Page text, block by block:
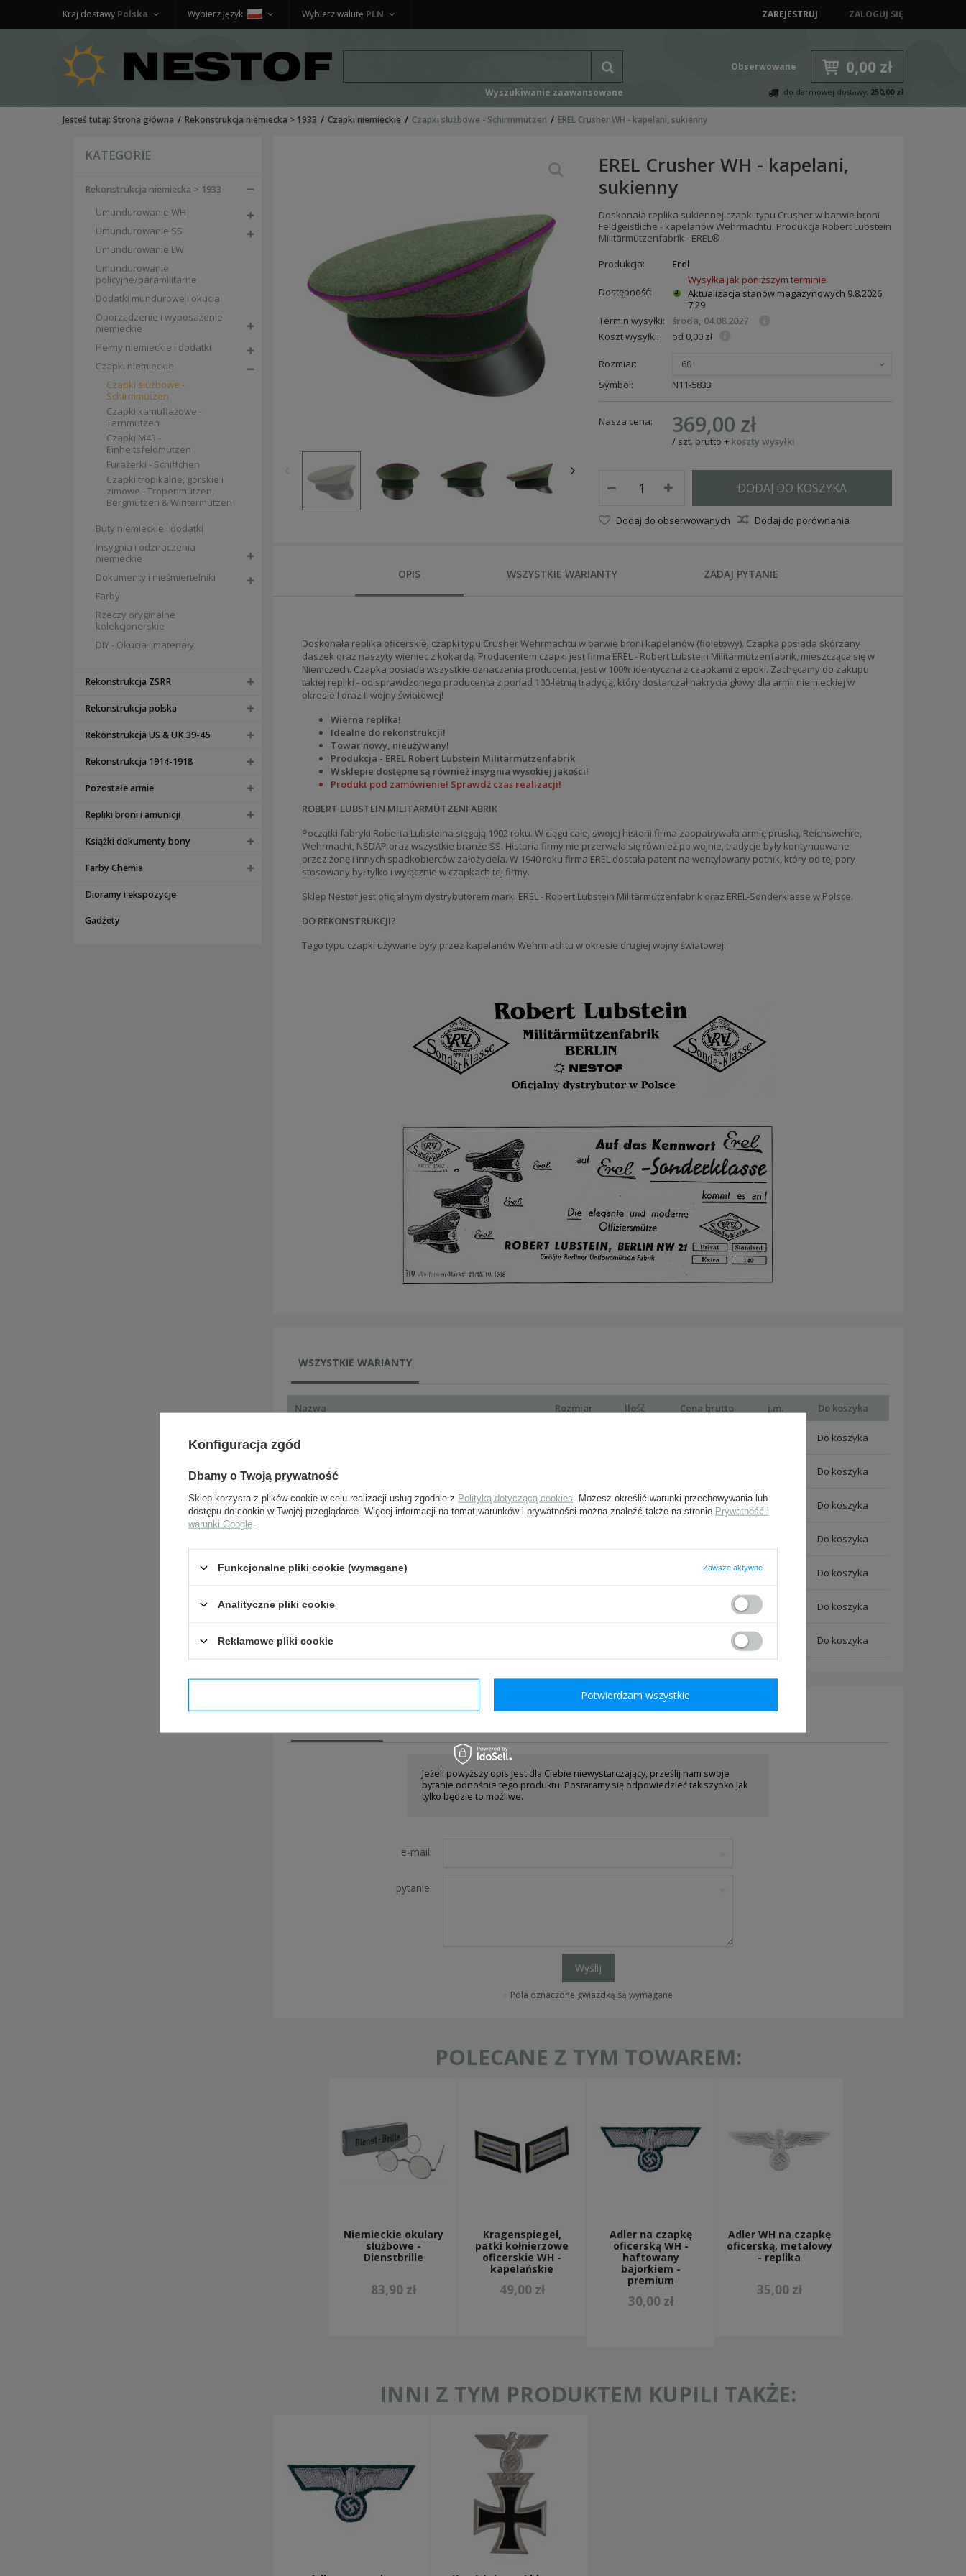
ZAREJESTRUJ ZALOGUJ SIĘ
Wybierz walutę PLN
Wybierz język
Kraj dostawy Polska
Wyszukiwanie zaawansowane
Obserwowane 0,00 zł
do darmowej dostawy: 250,00 zł
Jesteś tutaj: Strona główna Rekonstrukcja niemiecka > 1933 Czapki niemieckie Czapki służbowe - Schirmmützen EREL Crusher WH - kapelani, sukienny
KATEGORIE
Rekonstrukcja niemiecka > 1933
Umundurowanie WH
Umundurowanie SS
Umundurowanie LW
Umundurowanie
policyjne/paramilitarne
Dodatki mundurowe i okucia
Oporządzenie i wyposażenie
niemieckie
Hełmy niemieckie i dodatki
Czapki niemieckie
Czapki służbowe -
Schirmmützen
Czapki kamuflażowe -
Tarnmützen
Czapki M43 -
Einheitsfeldmützen
Furażerki - Schiffchen
Czapki tropikalne, górskie i
zimowe - Tropenmützen,
Bergmützen & Wintermützen
Buty niemieckie i dodatki
Insygnia i odznaczenia
niemieckie
Dokumenty i nieśmiertelniki
Farby
Rzeczy oryginalne
kolekcjonerskie
DIY - Okucia i materiały
Rekonstrukcja ZSRR
Rekonstrukcja polska
Rekonstrukcja US & UK 39-45
Rekonstrukcja 1914-1918
Pozostałe armie
Repliki broni i amunicji
Książki dokumenty bony
Farby Chemia
Dioramy i ekspozycje
Gadżety
EREL Crusher WH - kapelani,
sukienny
Doskonała replika sukiennej czapki typu Crusher w barwie broni
Feldgeistliche - kapelanów Wehrmachtu. Produkcja Robert Lubstein
Militärmützenfabrik - EREL®
Produkcja:
Erel
Dostępność:
Wysyłka jak poniższym terminie
Aktualizacja stanów magazynowych 9.8.2026
7:29
Termin wysyłki:
środa, 04.08.2027
Koszt wysyłki:
od 0,00 zł
Rozmiar: 60
Symbol: N11-5833
Nasza cena: 369,00 zł
/ szt. brutto+ koszty wysyłki
DODAJ DO KOSZYKA
Dodaj do obserwowanych Dodaj do porównania
OPIS WSZYSTKIE WARIANTY ZADAJ PYTANIE
Doskonała replika oficerskiej czapki typu Crusher Wehrmachtu w barwie broni kapelanów (fioletowy). Czapka posiada skórzany
daszek oraz naszyty wieniec z kokardą. Producentem czapki jest firma EREL - Robert Lubstein Militärmützenfabrik, mieszcząca się w
Niemczech. Czapka posiada wszystkie oznaczenia producenta, jest w 100% identyczna z czapkami z epoki. Zachęcamy do zakupu
takiej repliki - od sprawdzonego producenta z ponad 100-letnią tradycją, który dostarczał nakrycia głowy dla armii niemieckiej w
okresie I oraz II wojny światowej!
Wierna replika!
Idealne do rekonstrukcji!
Towar nowy, nieużywany!
Produkcja - EREL Robert Lubstein Militärmützenfabrik
W sklepie dostępne są również insygnia wysokiej jakości!
Produkt pod zamówienie! Sprawdź czas realizacji!
ROBERT LUBSTEIN MILITÄRMÜTZENFABRIK
Początki fabryki Roberta Lubsteina sięgają 1902 roku. W ciągu całej swojej historii firma zaopatrywała armię pruską, Reichswehre,
Wehrmacht, NSDAP oraz wszystkie branże SS. Historia firmy nie przerwała się również po wojnie, tradycje były kontynuowane
przez żonę i innych spadkobierców założyciela. W 1940 roku firma EREL dostała patent na wentylowany potnik, który od tej pory
stosowany był tylko i wyłącznie w czapkach tej firmy.
Sklep Nestof jest oficjalnym dystrybutorem marki EREL - Robert Lubstein Militärmützenfabrik oraz EREL-Sonderklasse w Polsce.
DO REKONSTRUKCJI?
Tego typu czapki używane były przez kapelanów Wehrmachtu w okresie drugiej wojny światowej.
WSZYSTKIE WARIANTY
Nazwa Rozmiar Ilość Cena brutto j.m. Do koszyka
EREL Crusher WH - kapelani, sukienny
EREL Crusher WH - kapelani, sukienny
EREL Crusher WH - kapelani, sukienny 58 369,00 zł szt.
EREL Crusher WH - kapelani, sukienny 369,00 zł
EREL Crusher WH - kapelani, sukienny
EREL Crusher WH - kapelani, sukienny
Jeżeli powyższy opis jest dla Ciebie niewystarczający, prześlij nam swoje
pytanie odnośnie tego produktu. Postaramy się odpowiedzieć tak szybko jak
tylko będzie to możliwe.
e-mail:
pytanie:
Wyślij
Pola oznaczone gwiazdką są wymagane
POLECANE Z TYM TOWAREM:
Niemieckie okulary
służbowe -
Dienstbrille
83,90 zł
Kragenspiegel,
patki kołnierzowe
oficerskie WH -
kapelańskie
49,00 zł
Adler na czapkę
oficerską WH -
haftowany
bajorkiem -
premium
30,00 zł
Adler WH na czapkę
oficerską, metalowy
- replika
35,00 zł
INNI Z TYM PRODUKTEM KUPILI TAKŻE:
Konfiguracja zgód
Dbamy o Twoją prywatność
Sklep korzysta z plików cookie w celu realizacji usług zgodnie z Polityką dotyczącą cookies . Możesz określić warunki przechowywania lub
dostępu do cookie w Twojej przeglądarce. Więcej informacji na temat warunków i prywatności można znaleźć także na stronie Prywatność i
warunki Google
Funkcjonalne pliki cookie (wymagane) Zawsze aktywne
Analityczne pliki cookie
Reklamowe pliki cookie
Potwierdzam wszystkie